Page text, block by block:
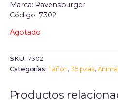
Marca: Ravensburger
Código: 7302
Agotado
SKU: 7302
Categorías:1 año+, 35 pzas,
Productos